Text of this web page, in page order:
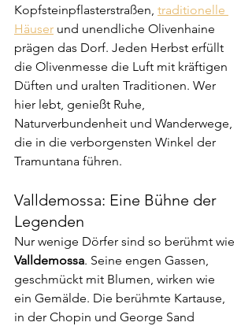
Kopfsteinpflasterstraßen, traditionelle
Häuser und unendliche Olivenhaine
prägen das Dorf. Jeden Herbst erfüllt
die Olivenmesse die Luft mit kräftigen
Düften und uralten Traditionen. Wer
hier lebt, genießt Ruhe,
Naturverbundenheit und Wanderwege,
die in die verborgensten Winkel der
Tramuntana führen.
Valldemossa: Eine Bühne der
Legenden
Nur wenige Dörfer sind so berühmt wie
Valldemossa. Seine engen Gassen,
geschmückt mit Blumen, wirken wie
ein Gemälde. Die berühmte Kartause,
in der Chopin und George Sand